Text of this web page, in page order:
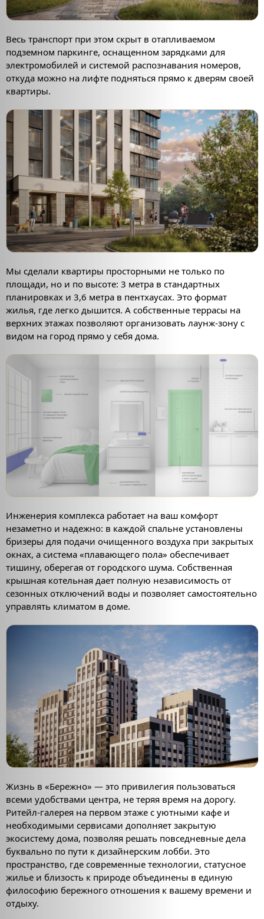
Весь транспорт при этом скрыт в отапливаемом
подземном паркинге, оснащенном зарядками для
электромобилей и системой распознавания номеров,
откуда можно на лифте подняться прямо к дверям своей
квартиры.
Мы сделали квартиры просторными не только по
площади, но и по высоте: 3 метра в стандартных
планировках и 3,6 метра в пентхаусах. Это формат
жилья, где легко дышится. А собственные террасы на
верхних этажах позволяют организовать лаунж-зону с
видом на город прямо у себя дома.
Инженерия комплекса работает на ваш комфорт
незаметно и надежно: в каждой спальне установлены
бризеры для подачи очищенного воздуха при закрытых
окнах, а система «плавающего пола» обеспечивает
тишину, оберегая от городского шума. Собственная
крышная котельная дает полную независимость от
сезонных отключений воды и позволяет самостоятельно
управлять климатом в доме.
Жизнь в «Бережно» — это привилегия пользоваться
всеми удобствами центра, не теряя время на дорогу.
Ритейл-галерея на первом этаже с уютными кафе и
необходимыми сервисами дополняет закрытую
экосистему дома, позволяя решать повседневные дела
буквально по пути к дизайнерским лобби. Это
пространство, где современные технологии, статусное
жилье и близость к природе объединены в единую
философию бережного отношения к вашему времени и
отдыху.